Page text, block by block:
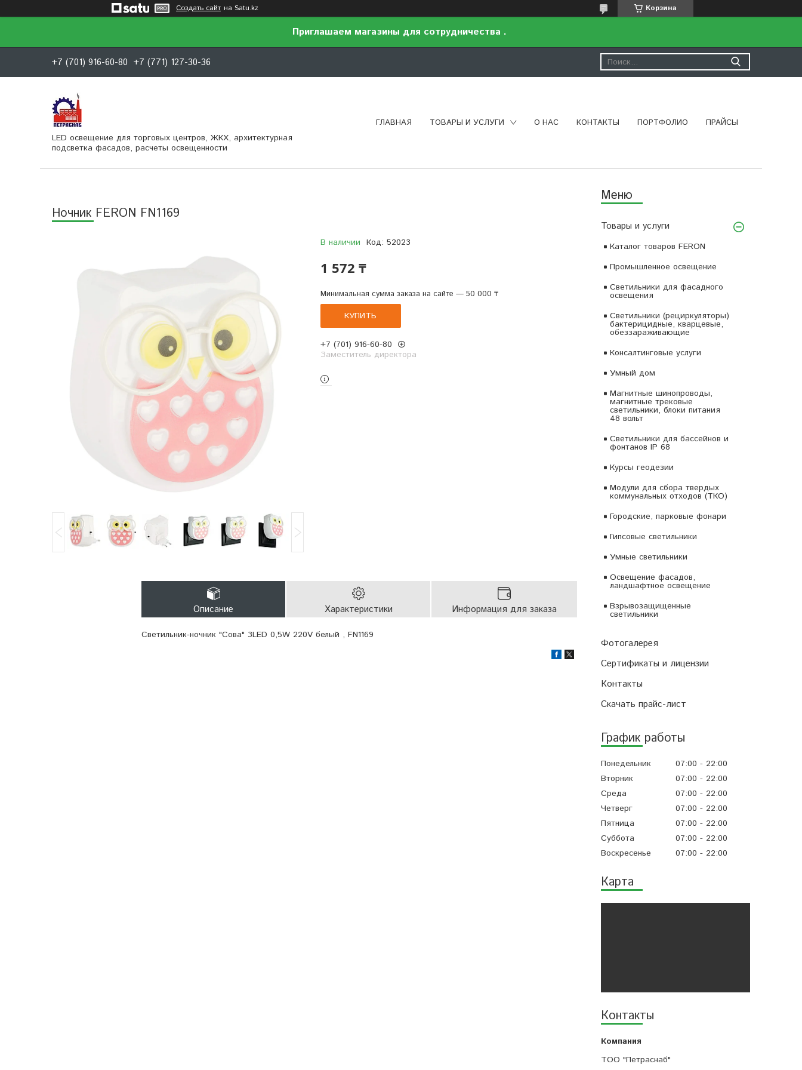
Создать сайт на Satu.kz Корзина
Приглашаем магазины для сотрудничества .
+7 (701) 916-60-80 +7 (771) 127-30-36
LED освещение для торговых центров, ЖКХ, архитектурная
подсветка фасадов, расчеты освещенности
ГЛАВНАЯ ТОВАРЫ И УСЛУГИ О НАС КОНТАКТЫ ПОРТФОЛИО ПРАЙСЫ
Товары и услуги
Каталог товаров FERON
Промышленное освещение
Светильники для фасадного
освещения
Светильники (рециркуляторы)
бактерицидные, кварцевые,
обеззараживающие
Консалтинговые услуги
Умный дом
Магнитные шинопроводы,
магнитные трековые
светильники, блоки питания
48 вольт
Светильники для бассейнов и
фонтанов IP 68
Курсы геодезии
Модули для сбора твердых
коммунальных отходов (ТКО)
Городские, парковые фонари
Гипсовые светильники
Умные светильники
Освещение фасадов,
ландшафтное освещение
Взрывозащищенные
светильники
Фотогалерея
Сертификаты и лицензии
Контакты
Скачать прайс-лист
График работы
Понедельник 07:00
22:00
Вторник
07:00
22:00
Среда
07:00
22:00
Четверг
07:00
22:00
Пятница
07:00
22:00
Суббота
07:00
22:00
Воскресенье
07:00 22:00
Карта
Контакты
ТОО "Петраснаб"
Ночник FERON FN1169
В наличии Код: 52023
1 572 ₸
Минимальная сумма заказа на сайте — 50 000 ₸
КУПИТЬ
+7 (701) 916-60-80
Заместитель директора
Описание Характеристики Информация для заказа
Светильник-ночник "Сова" 3LED 0,5W 220V белый , FN1169